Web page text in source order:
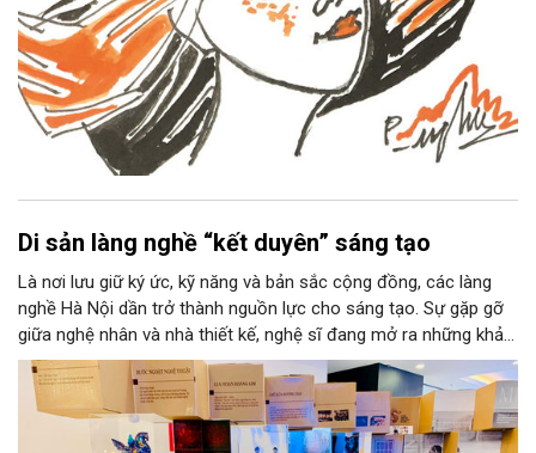
Di sản làng nghề “kết duyên” sáng tạo
Là nơi lưu giữ ký ức, kỹ năng và bản sắc cộng đồng, các làng
nghề Hà Nội dần trở thành nguồn lực cho sáng tạo. Sự gặp gỡ
giữa nghệ nhân và nhà thiết kế, nghệ sĩ đang mở ra những khả
năng phát triển mới cho thủ công đương đại trên nền tảng di
sản. Từ những cuộc “kết duyên” đầy cảm hứng ấy, Hà Nội đang
khơi thông mạch ngầm của hệ sinh thái thủ công, biến vốn cổ
thành động lực bền vững cho tương lai.